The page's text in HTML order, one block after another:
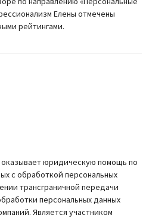
Елены отмечены
рейтингами.
юридическую помощь по
с обработкой персональных
трансграничной передачи
персональных данных
Является участником